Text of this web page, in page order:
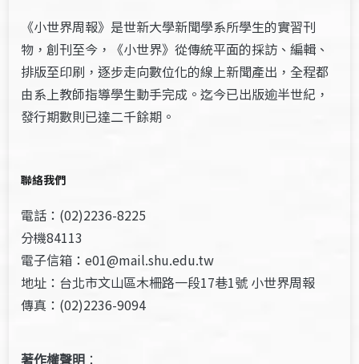
《小世界周報》是世新大學新聞學系所學生的實習刊
物，創刊至今，《小世界》從傳統平面的採訪、編輯、
排版至印刷，逐步走向數位化的線上新聞產出，全程都
由系上教師指導學生動手完成。迄今已出版逾半世紀，
發行期數則已達二千餘期。
聯絡我們
電話：(02)2236-8225
分機84113
電子信箱：e01@mail.shu.edu.tw
地址：台北市文山區木柵路一段17巷1號 小世界周報
傳真：(02)2236-9094
著作權聲明 ：